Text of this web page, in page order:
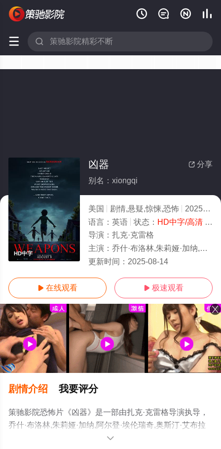
   
 
HD中字
 分享
凶器
别名：xiongqi
美国 剧情,悬疑,惊悚,恐怖 2025
8.0
语言： 英语 状态： HD中字/高清- 免费在线观看
导演： 扎克·克雷格
主演： 乔什·布洛林,朱莉娅·加纳,阿尔登·埃伦瑞奇,奥斯汀·艾布拉姆斯,卡里·克里斯托弗
更新时间： 2025-08-14
 在线观看  极速观看
剧情介绍 我要评分
策驰影院恐怖片《凶器》是一部由扎克·克雷格导演执导，
乔什·布洛林,朱莉娅·加纳,阿尔登·埃伦瑞奇,奥斯汀·艾布拉
姆斯,卡里·克里斯托弗,王汉斌,埃米·马迪根,琼·黛安·拉斐尔,
